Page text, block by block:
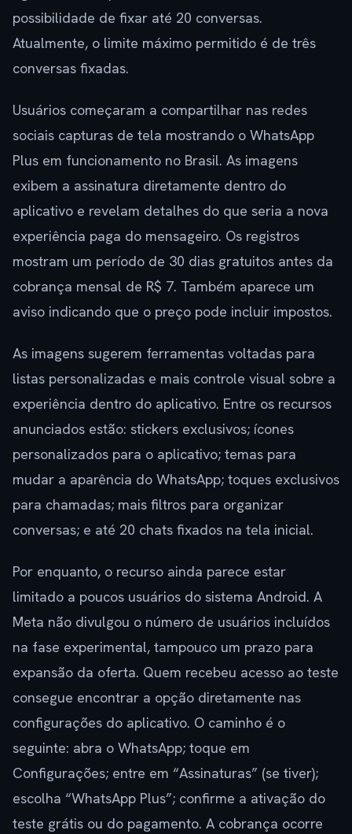
possibilidade de fixar até 20 conversas.
Atualmente, o limite máximo permitido é de três
conversas fixadas.
Usuários começaram a compartilhar nas redes
sociais capturas de tela mostrando o WhatsApp
Plus em funcionamento no Brasil. As imagens
exibem a assinatura diretamente dentro do
aplicativo e revelam detalhes do que seria a nova
experiência paga do mensageiro. Os registros
mostram um período de 30 dias gratuitos antes da
cobrança mensal de R$ 7. Também aparece um
aviso indicando que o preço pode incluir impostos.
As imagens sugerem ferramentas voltadas para
listas personalizadas e mais controle visual sobre a
experiência dentro do aplicativo. Entre os recursos
anunciados estão: stickers exclusivos; ícones
personalizados para o aplicativo; temas para
mudar a aparência do WhatsApp; toques exclusivos
para chamadas; mais filtros para organizar
conversas; e até 20 chats fixados na tela inicial.
Por enquanto, o recurso ainda parece estar
limitado a poucos usuários do sistema Android. A
Meta não divulgou o número de usuários incluídos
na fase experimental, tampouco um prazo para
expansão da oferta. Quem recebeu acesso ao teste
consegue encontrar a opção diretamente nas
configurações do aplicativo. O caminho é o
seguinte: abra o WhatsApp; toque em
Configurações; entre em “Assinaturas” (se tiver);
escolha “WhatsApp Plus”; confirme a ativação do
teste grátis ou do pagamento. A cobrança ocorre